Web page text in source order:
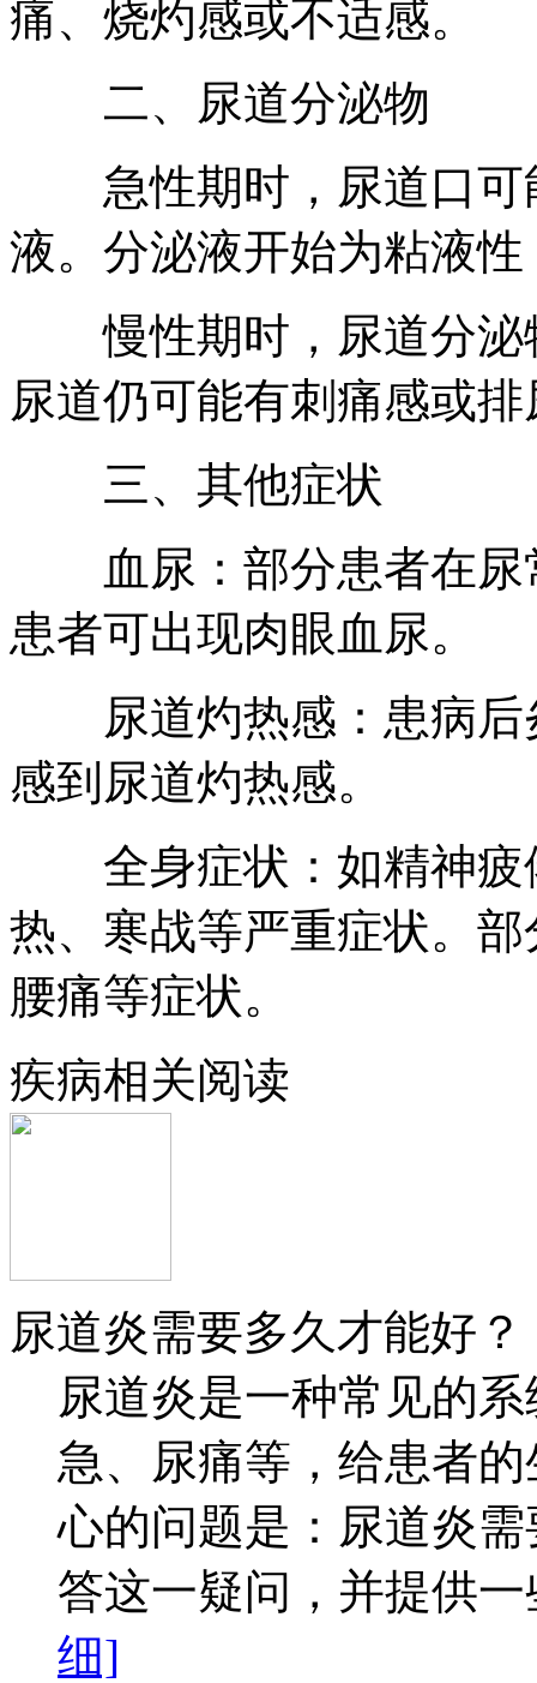
痛、烧灼感或不适感。
二、尿道分泌物
急性期时，尿道口可
液。分泌液开始为粘液
慢性期时，尿道分泌
尿道仍可能有刺痛感或
三、其他症状
血尿：部分患者在尿
患者可出现肉眼血尿。
尿道灼热感：患病后
感到尿道灼热感。
全身症状：如精神疲
热、寒战等严重症状。
腰痛等症状。
疾病相关阅读
尿道炎需要多久才能好？
尿道炎是一种常见的
急、尿痛等，给患者
心的问题是：尿道炎
答这一疑问，并提供
细]